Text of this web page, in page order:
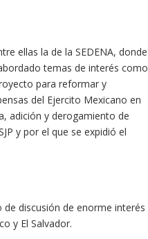
ellas la de la SEDENA, donde
temas de interés como
para reformar y
del Ejercito Mexicano en
adición y derogamiento de
y por el que se expidió el
discusión de enorme interés
y El Salvador.